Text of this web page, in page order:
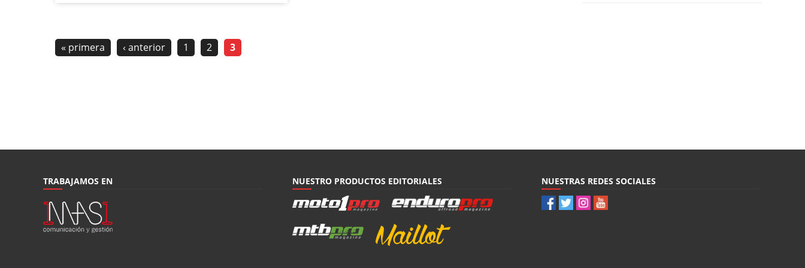
« primera ‹ anterior 1 2 3
TRABAJAMOS EN NUESTRO PRODUCTOS EDITORIALES NUESTRAS REDES SOCIALES